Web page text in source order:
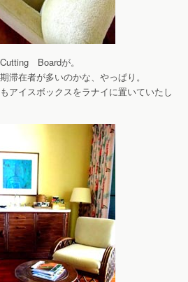
Boardが。
滞在者が多いのかな、やっぱり。
アイスボックスをラナイに置いていたし